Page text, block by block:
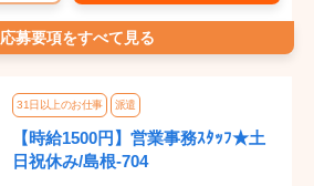
応募要項をすべて見る
31日以上のお仕事 派遣
【時給1500円】営業事務ｽﾀｯﾌ★土
日祝休み/島根-704